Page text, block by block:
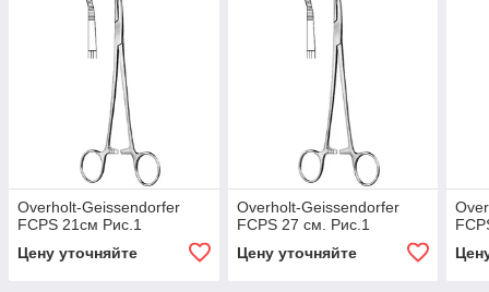
Overholt-Geissendorfer
FCPS 21см Рис.1
Цену уточняйте
Overholt-Geissendorfer
FCPS 27 см. Рис.1
Цену уточняйте